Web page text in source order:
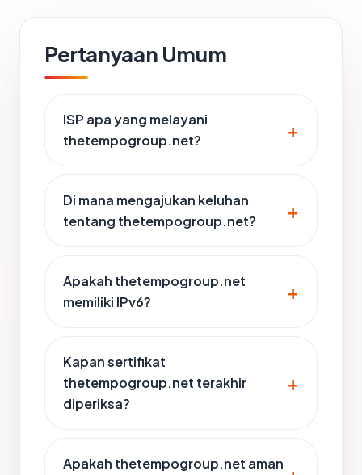
Pertanyaan Umum
ISP apa yang melayani
thetempogroup.net?
Di mana mengajukan keluhan
tentang thetempogroup.net?
Apakah thetempogroup.net
memiliki IPv6?
Kapan sertifikat
thetempogroup.net terakhir
diperiksa?
Apakah thetempogroup.net aman